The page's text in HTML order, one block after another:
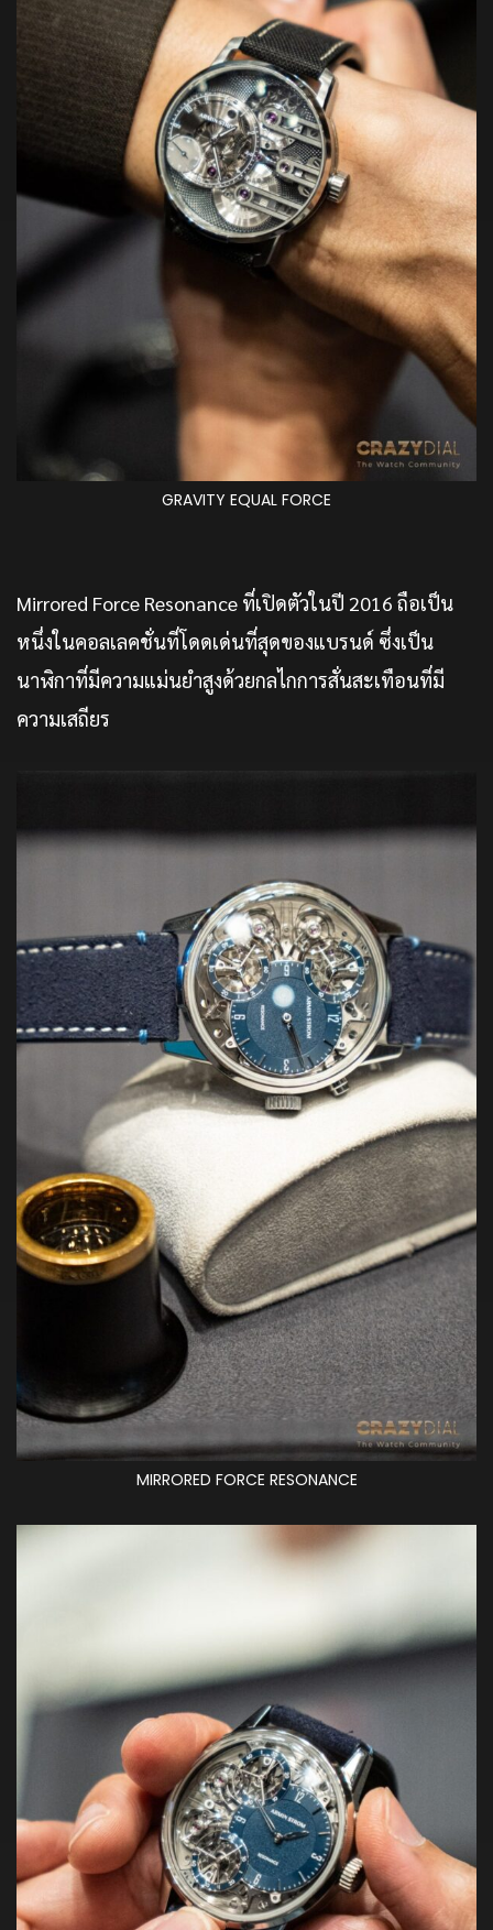
GRAVITY EQUAL FORCE
Mirrored Force Resonance ที่เปิดตัวในปี 2016 ถือเป็น
หนึ่งในคอลเลคชั่นที่โดดเด่นที่สุดของแบรนด์ ซึ่งเป็น
นาฬิกาที่มีความแม่นยำสูงด้วยกลไกการสั่นสะเทือนที่มี
ความเสถียร
MIRRORED FORCE RESONANCE